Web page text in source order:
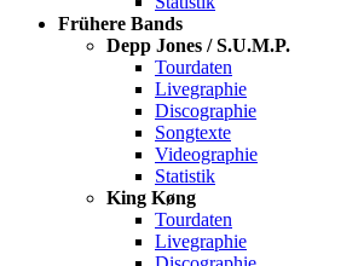
Frühere Bands
Depp Jones / S.U.M.P.
Tourdaten
Livegraphie
Discographie
Songtexte
Videographie
Statistik
King Køng
Tourdaten
Livegraphie